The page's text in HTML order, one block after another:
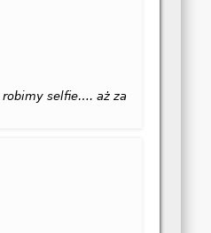
robimy selfie…. aż za